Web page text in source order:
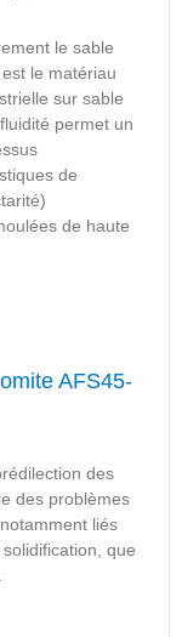
le sable
le matériau
sur sable
permet un
de
de haute
AFS45-
des
des problèmes
liés
que